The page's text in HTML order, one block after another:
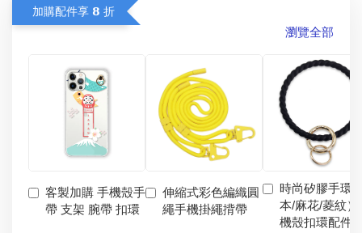
加購配件享 𝟴 折
瀏覽全部
客製加購 手機殼手
帶 支架 腕帶 扣環
伸縮式彩色編織圓
繩手機掛繩揹帶
時尚矽膠手環
本/麻花/菱紋）
機殼扣環配件